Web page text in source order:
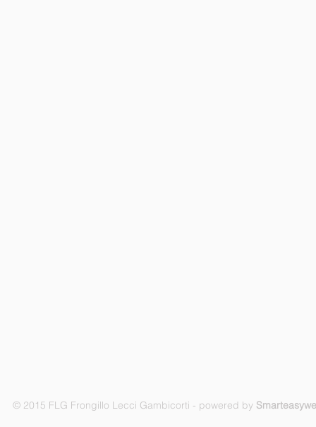
© 2015 FLG Frongillo Lecci Gambicorti - powered by